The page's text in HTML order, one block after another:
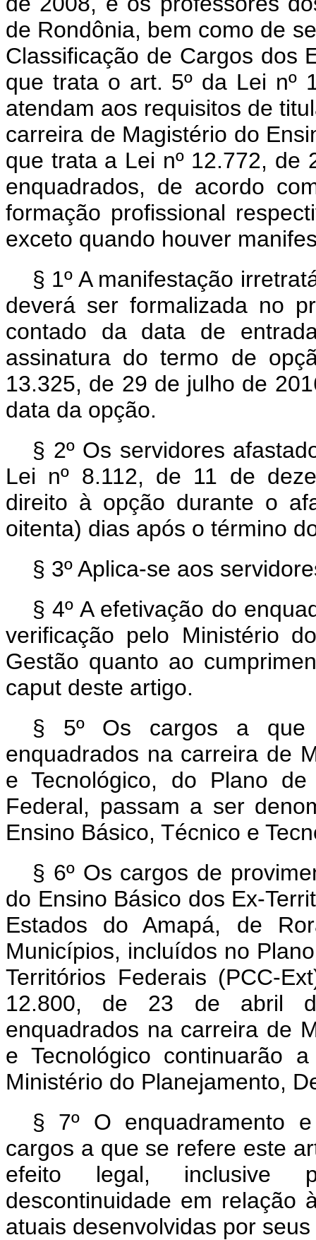
de Rondônia, bem como de
Classificação de Cargos dos
que trata o art. 5º da Lei nº
atendam aos requisitos de
carreira de Magistério do
que trata a Lei nº 12.772, de
enquadrados, de acordo
formação profissional
exceto quando houver
§ 1º A manifestação
deverá ser formalizada no
contado da data de
assinatura do termo de
13.325, de 29 de julho de
data da opção.
§ 2º Os servidores
Lei nº 8.112, de 11 de
direito à opção durante o
oitenta) dias após o término
§ 3º Aplica-se aos
§ 4º A efetivação do
verificação pelo Ministério
Gestão quanto ao
caput deste artigo.
§ 5º Os cargos a
enquadrados na carreira de
e Tecnológico, do Plano
Federal, passam a ser
Ensino Básico, Técnico e
§ 6º Os cargos de
do Ensino Básico dos Ex-
Estados do Amapá, de
Municípios, incluídos no
Territórios Federais (PCC-
12.800, de 23 de abril
enquadrados na carreira de
e Tecnológico continuarão
Ministério do Planejamento,
§ 7º O enquadramento
cargos a que se refere este
efeito legal, inclusive
descontinuidade em relação
atuais desenvolvidas por